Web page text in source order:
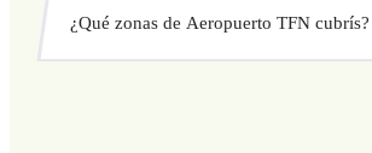
directamente desde nuestro sistema de reservas.
¿Qué zonas de Aeropuerto TFN cubrís?